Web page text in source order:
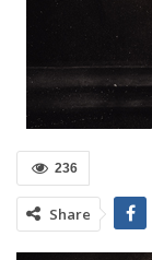
236
Share